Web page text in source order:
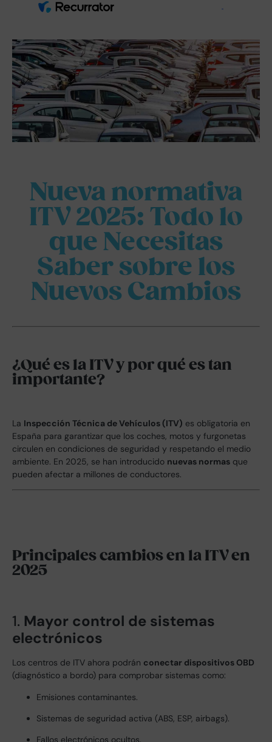
Nueva normativa
ITV 2025: Todo lo
que Necesitas
Saber sobre los
Nuevos Cambios
¿Qué es la ITV y por qué es tan
importante?
La Inspección Técnica de Vehículos (ITV) es obligatoria en
España para garantizar que los coches, motos y furgonetas
circulen en condiciones de seguridad y respetando el medio
ambiente. En 2025, se han introducido nuevas normas que
pueden afectar a millones de conductores.
Principales cambios en la ITV en
2025
1. Mayor control de sistemas
electrónicos
Los centros de ITV ahora podrán conectar dispositivos OBD
(diagnóstico a bordo) para comprobar sistemas como:
Emisiones contaminantes.
Sistemas de seguridad activa (ABS, ESP, airbags).